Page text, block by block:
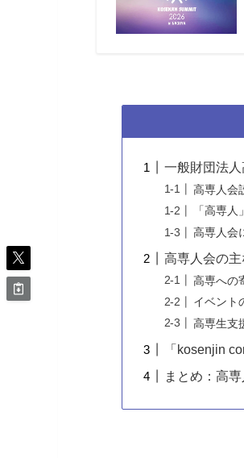
一般財団法
高専人会
「高専
高専人会
高専人会の
高専への
イベント
高専生支
「kosenjin
まとめ：高